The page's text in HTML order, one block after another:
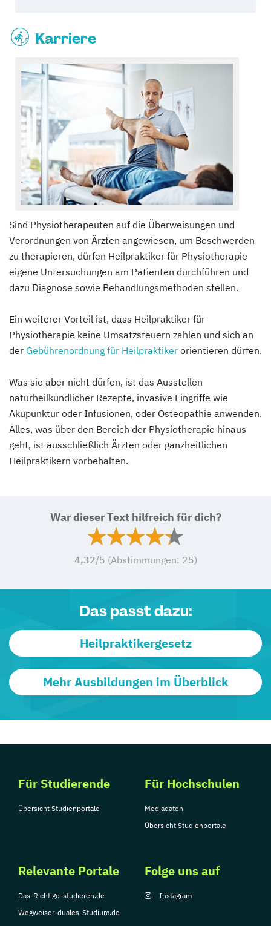
Karriere
Sind Physiotherapeuten auf die Überweisungen und
Verordnungen von Ärzten angewiesen, um Beschwerden
zu therapieren, dürfen Heilpraktiker für Physiotherapie
eigene Untersuchungen am Patienten durchführen und
dazu Diagnose sowie Behandlungsmethoden stellen.
Ein weiterer Vorteil ist, dass Heilpraktiker für
Physiotherapie keine Umsatzsteuern zahlen und sich an
der Gebührenordnung für Heilpraktiker orientieren dürfen.
Was sie aber nicht dürfen, ist das Ausstellen
naturheilkundlicher Rezepte, invasive Eingriffe wie
Akupunktur oder Infusionen, oder Osteopathie anwenden.
Alles, was über den Bereich der Physiotherapie hinaus
geht, ist ausschließlich Ärzten oder ganzheitlichen
Heilpraktikern vorbehalten.
War dieser Text hilfreich für dich?
4,32/5 (Abstimmungen: 25)
Das passt dazu:
Heilpraktikergesetz
Mehr Ausbildungen im Überblick
Für Studierende
Übersicht Studienportale
Für Hochschulen
Mediadaten
Übersicht Studienportale
Relevante Portale
Das-Richtige-studieren.de
Wegweiser-duales-Studium.de
Folge uns auf
Instagram